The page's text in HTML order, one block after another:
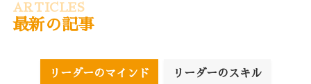
ARTICLES
最新の記事
リーダーのマインド リーダーのスキル